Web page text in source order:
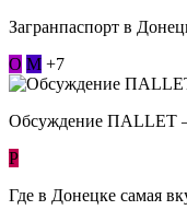
Загранпаспорт в
О М +7
Обсуждение ПАLLЕТ
Р
Где в Донецке самая